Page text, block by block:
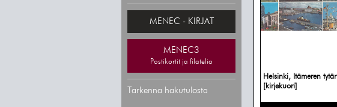
MENEC - KIRJAT
MENEC3
Postikortit ja filatelia
Tarkenna hakutulosta
Helsinki, Itämeren tytär
[kirjekuori]